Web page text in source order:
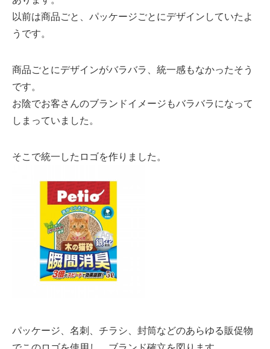
以前は商品ごと、パッケージごとにデザインしていたよ
うです。
商品ごとにデザインがバラバラ、統一感もなかったそう
です。
お陰でお客さんのブランドイメージもバラバラになって
しまっていました。
そこで統一したロゴを作りました。
パッケージ、名刺、チラシ、封筒などのあらゆる販促物